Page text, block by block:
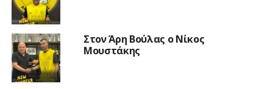
Στον Άρη Βούλας ο Νίκος
Μουστάκης